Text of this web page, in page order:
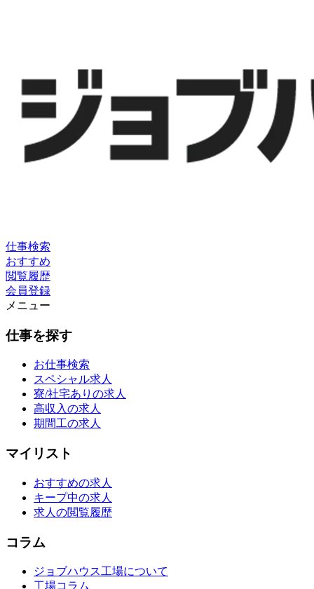
仕事検索
おすすめ
閲覧履歴
会員登録
メニュー
仕事を探す
お仕事検索
スペシャル求人
寮/社宅ありの求人
高収入の求人
期間工の求人
マイリスト
おすすめの求人
キープ中の求人
求人の閲覧履歴
コラム
ジョブハウス工場について
工場コラム